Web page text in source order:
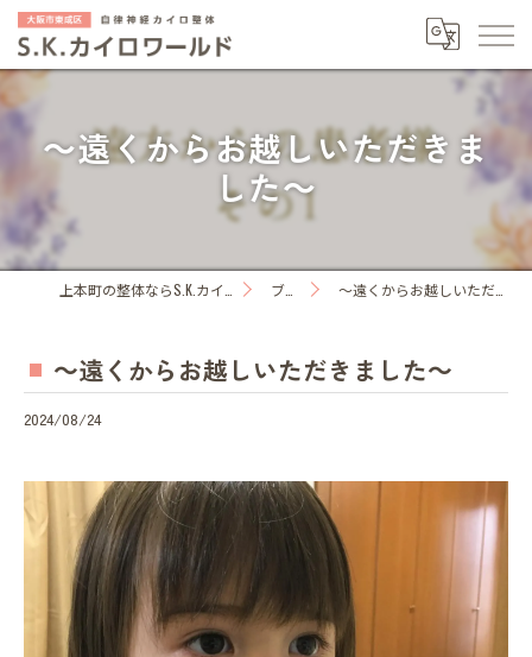
～遠くからお越しいただきま
した～
ブログ ～遠くからお越しいただきました～
～遠くからお越しいただきました～
2024/08/24